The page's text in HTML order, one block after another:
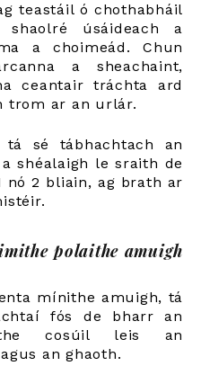
teastáil ó chothabháil
úsáideach a
a choimeád. Chun
a sheachaint,
ceantair tráchta ard
trom ar an urlár.
sé tábhachtach an
shéalaigh le sraith de
nó 2 bliain, ag brath ar
polaithe amuigh
mínithe amuigh, tá
fós de bharr an
cosúil leis an
an ghaoth.